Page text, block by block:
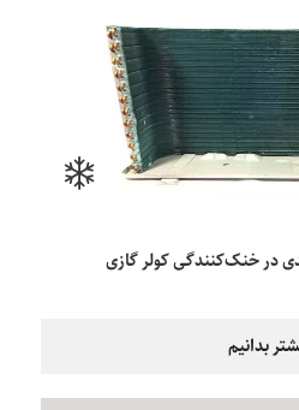
در خنک‌کنندگی کولر گازی
بدانیم